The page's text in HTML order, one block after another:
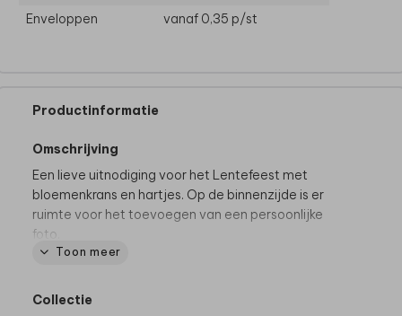
Enveloppen
vanaf 0,35 p/st
Productinformatie
Omschrijving
Een lieve uitnodiging voor het Lentefeest met
bloemenkrans en hartjes. Op de binnenzijde is er
ruimte voor het toevoegen van een persoonlijke
foto.
Toon meer
Collectie